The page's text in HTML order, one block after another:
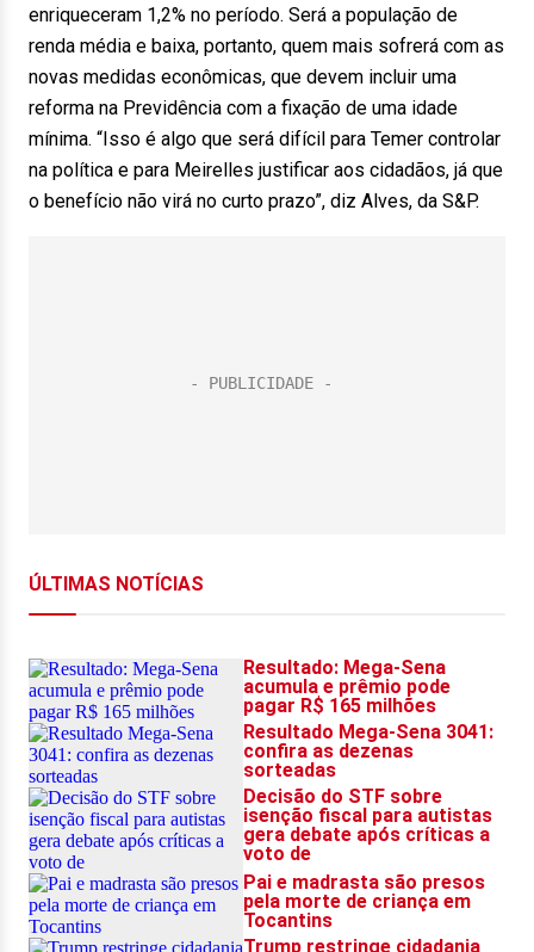
enriqueceram 1,2% no período. Será a população de
renda média e baixa, portanto, quem mais sofrerá com as
novas medidas econômicas, que devem incluir uma
reforma na Previdência com a fixação de uma idade
mínima. “Isso é algo que será difícil para Temer controlar
na política e para Meirelles justificar aos cidadãos, já que
o benefício não virá no curto prazo”, diz Alves, da S&P.